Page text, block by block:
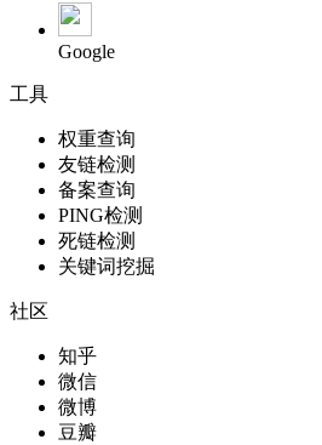
Google
工具
权重查询
友链检测
备案查询
PING检测
死链检测
关键词挖掘
社区
知乎
微信
微博
豆瓣